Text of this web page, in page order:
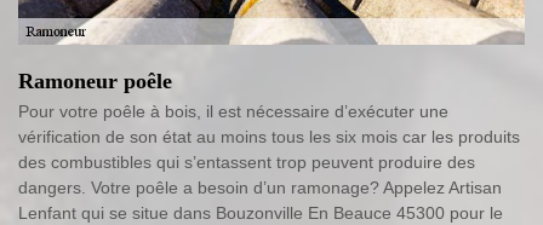
Ramoneur poêle
Pour votre poêle à bois, il est nécessaire d’exécuter une
vérification de son état au moins tous les six mois car les produits
des combustibles qui s’entassent trop peuvent produire des
dangers. Votre poêle a besoin d’un ramonage? Appelez Artisan
Lenfant qui se situe dans Bouzonville En Beauce 45300 pour le